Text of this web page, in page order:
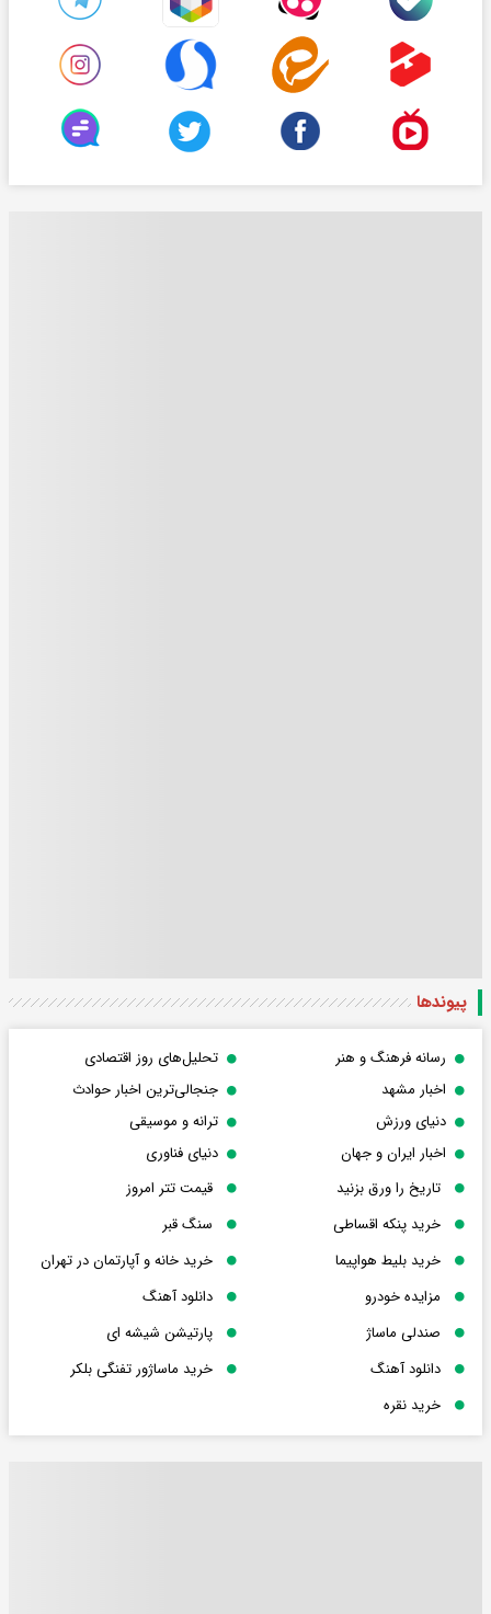
پیوندها
رسانه فرهنگ و هنر
تحلیل‌های روز اقتصادی
اخبار مشهد
جنجالی‌ترین اخبار حوادث
دنیای ورزش
ترانه و موسیقی
اخبار ایران و جهان
دنیای فناوری
تاریخ را ورق بزنید
قیمت تتر امروز
خرید پنکه اقساطی
سنگ قبر
خرید بلیط هواپیما
خرید خانه و آپارتمان در تهران
مزایده خودرو
دانلود آهنگ
صندلی ماساژ
پارتیشن شیشه ای
دانلود آهنگ
خرید ماساژور تفنگی بلکر
خرید نقره